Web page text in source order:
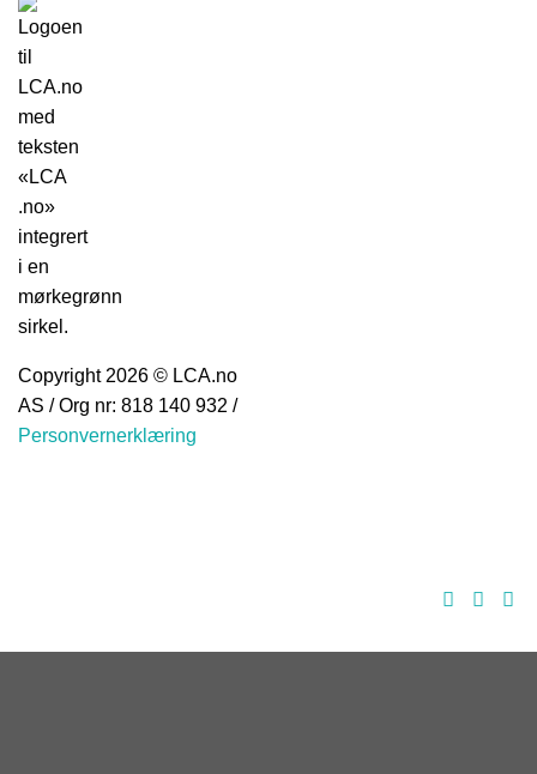
Copyright 2026 © LCA.no
AS / Org nr: 818 140 932 /
Personvernerklæring